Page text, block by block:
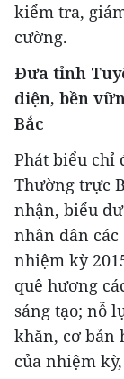
kiểm tra,
cường.
Đưa tỉnh
diện, bền
Bắc
Phát biểu chỉ
Thường trực
nhận, biểu
nhân dân
nhiệm kỳ
quê hương
sáng tạo; nỗ
khăn, cơ bản
của nhiệm